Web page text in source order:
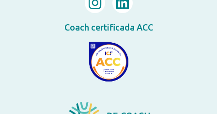
Coach certificada ACC